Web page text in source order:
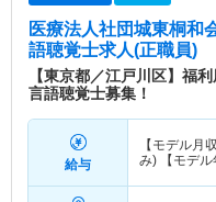
医療法人社団城東桐和
語聴覚士求人(正職員)
【東京都／江戸川区】福
言語聴覚士募集！
給与
【モデル月収
み) 【モデル